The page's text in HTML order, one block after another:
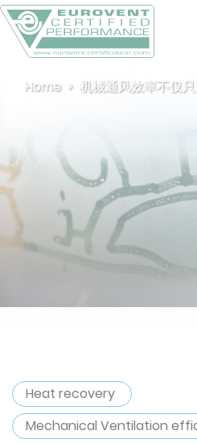
Home 机械通风效率不仅只
Heat recovery
Mechanical Ventilation